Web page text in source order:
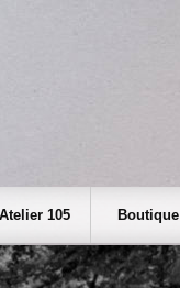
Atelier 105 Boutique